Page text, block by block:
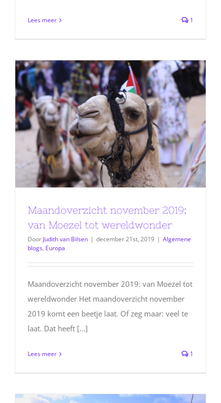
Lees meer 1
Maandoverzicht november 2019:
van Moezel tot wereldwonder
Door Judith van Bilsen | december 21st, 2019 | Algemene
blogs, Europa
Maandoverzicht november 2019: van Moezel tot
wereldwonder Het maandoverzicht november
2019 komt een beetje laat. Of zeg maar: veel te
laat. Dat heeft [...]
Lees meer 1